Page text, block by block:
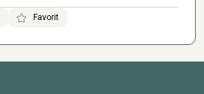
Favorit